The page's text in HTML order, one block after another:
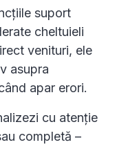
suport
cheltuieli
venituri, ele
asupra
apar erori.
cu atenție
completă –